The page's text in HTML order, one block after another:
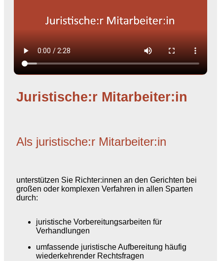
Juristische:r Mitarbeiter:in
Als juristische:r Mitarbeiter:in
unterstützen Sie Richter:innen an den Gerichten bei
großen oder komplexen Verfahren in allen Sparten
durch:
juristische Vorbereitungsarbeiten für
Verhandlungen
umfassende juristische Aufbereitung häufig
wiederkehrender Rechtsfragen